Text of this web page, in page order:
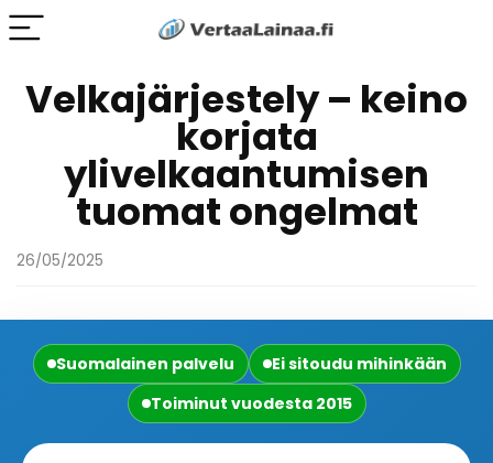
Velkajärjestely – keino
korjata
ylivelkaantumisen
tuomat ongelmat
26/05/2025
Suomalainen palvelu
Ei sitoudu mihinkään
Toiminut vuodesta 2015